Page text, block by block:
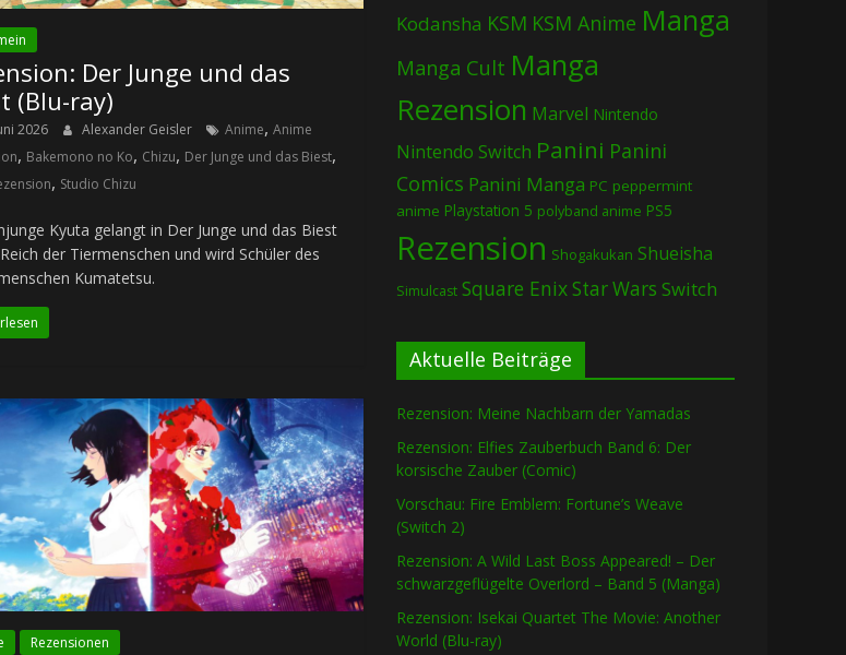
Der Junge und das
(Blu-ray)
2026 Alexander Geisler Anime,Anime
, Bakemono no Ko, Chizu, Der Junge und das Biest,
, Studio Chizu
Kyuta gelangt in Der Junge und das Biest
der Tiermenschen und wird Schüler des
Kumatetsu.
Rezensionen
Kodansha KSM KSM Anime Manga
Manga Cult Manga
Rezension Marvel Nintendo
Nintendo Switch Panini Panini
Comics Panini Manga PC peppermint
anime Playstation 5 polyband anime PS5
Rezension Shogakukan Shueisha
Simulcast Square EnixStar Wars Switch
Aktuelle Beiträge
Rezension: Meine Nachbarn der Yamadas
Rezension: Elfies Zauberbuch Band 6: Der
korsische Zauber (Comic)
Vorschau: Fire Emblem: Fortune’s Weave
(Switch 2)
Rezension: A Wild Last Boss Appeared! – Der
schwarzgeflügelte Overlord – Band 5 (Manga)
Rezension: Isekai Quartet The Movie: Another
World (Blu-ray)